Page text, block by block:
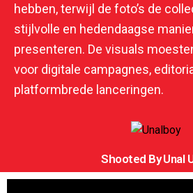
hebben, terwijl de foto’s de
stijlvolle en hedendaagse
presenteren. De visuals
voor digitale campagnes,
platformbrede lanceringen.
Shooted By Unal